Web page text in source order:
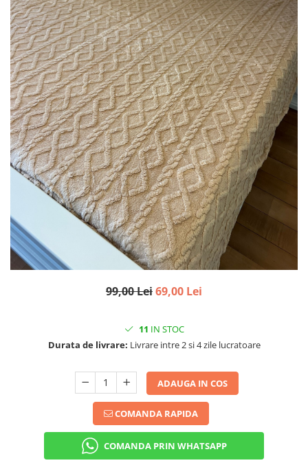
99,00 Lei69,00 Lei
11 IN STOC
Durata de livrare: Livrare intre 2 si 4 zile lucratoare
ADAUGA IN COS
COMANDA RAPIDA
COMANDA PRIN WHATSAPP